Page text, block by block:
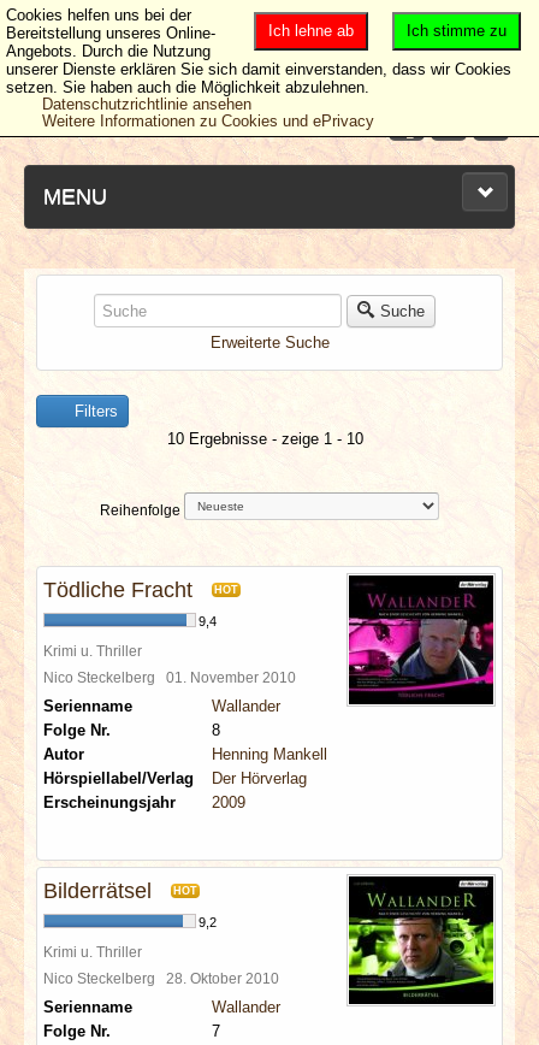
MENU
NEUESTE ARTIKEL
NEWS & DATES
BERICHTE
VERLOSUNGEN
SPECIALS
REDAKTION
LINKS
ARCHIV
Suche
Erweiterte Suche
Filters
10 Ergebnisse - zeige 1 - 10
Reihenfolge
Tödliche Fracht HOT
9,4
Krimi u. Thriller
Nico Steckelberg 01. November 2010
Serienname
Wallander
Folge Nr.
8
Autor
Henning Mankell
Hörspiellabel/Verlag
Der Hörverlag
Erscheinungsjahr
2009
Bilderrätsel HOT
9,2
Krimi u. Thriller
Nico Steckelberg 28. Oktober 2010
Serienname
Wallander
Folge Nr.
7
Ich stimme zu
Ich lehne ab
Cookies helfen uns bei der
Bereitstellung unseres Online-
Angebots. Durch die Nutzung
unserer Dienste erklären Sie sich damit einverstanden, dass wir Cookies
setzen. Sie haben auch die Möglichkeit abzulehnen.
Datenschutzrichtlinie ansehen
Weitere Informationen zu Cookies und ePrivacy